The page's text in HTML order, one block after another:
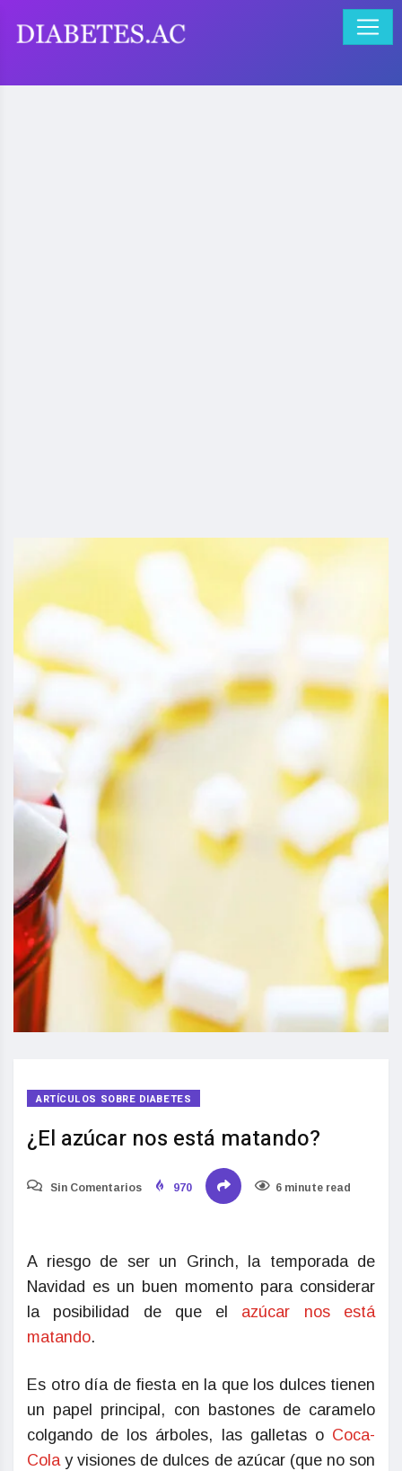
ARTÍCULOS SOBRE DIABETES
¿El azúcar nos está matando?
Sin Comentarios 970 6 minute read
A riesgo de ser un Grinch, la temporada de
Navidad es un buen momento para considerar
la posibilidad de que el azúcar nos está
matando.
Es otro día de fiesta en la que los dulces tienen
un papel principal, con bastones de caramelo
colgando de los árboles, las galletas o Coca-
Colay visiones de dulces de azúcar (que no son